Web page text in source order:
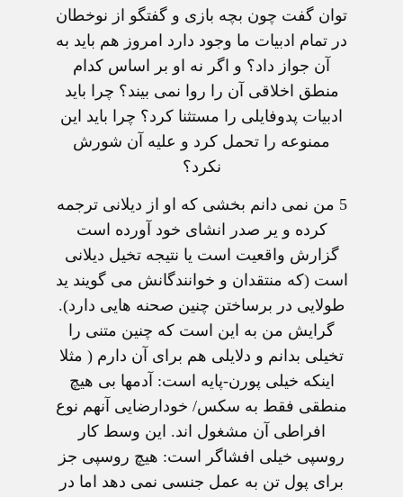
توان گفت چون بچه بازی و گفتگو از نوخطان
در تمام ادبيات ما وجود دارد امروز هم بايد به
آن جواز داد؟ و اگر نه او بر اساس کدام
منطق اخلاقی آن را روا نمی بيند؟ چرا بايد
ادبيات پدوفايلی را مستثنا کرد؟ چرا بايد اين
ممنوعه را تحمل کرد و عليه آن شورش
نکرد؟
5 من نمی دانم بخشی که او از ديلانی ترجمه
کرده و یر صدر انشای خود آورده است
گزارش واقعيت است يا نتيجه تخيل ديلانی
است (که منتقدان و خوانندگانش می گويند يد
طولايی در برساختن چنين صحنه هايی دارد).
گرايش من به اين است که چنين متنی را
تخيلی بدانم و دلايلی هم برای آن دارم ( مثلا
اينکه خيلی پورن-پايه است: آدمها بی هيچ
منطقی فقط به سکس/ خودارضايی آنهم نوع
افراطی آن مشغول اند. اين وسط کار
روسپی خيلی افشاگر است: هيچ روسپی جز
برای پول تن به عمل جنسی نمی دهد اما در